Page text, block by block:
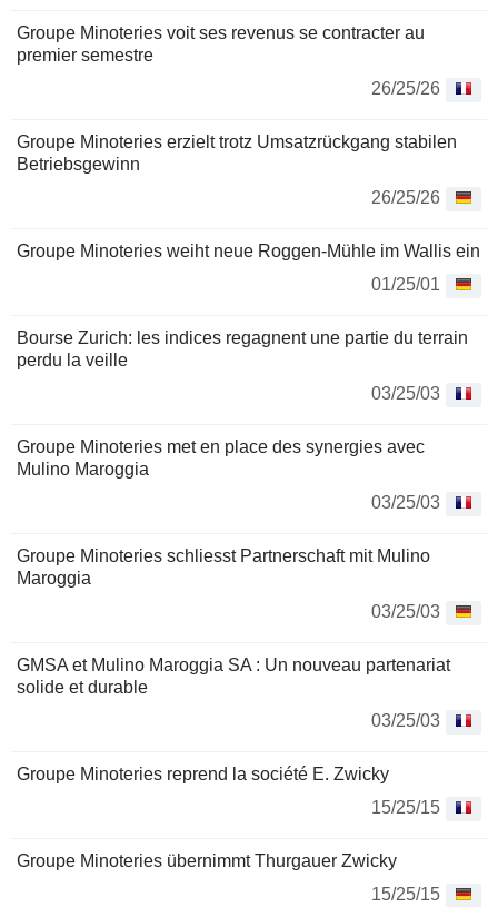
Groupe Minoteries voit ses revenus se contracter au
premier semestre
26/25/26
Groupe Minoteries erzielt trotz Umsatzrückgang stabilen
Betriebsgewinn
26/25/26
Groupe Minoteries weiht neue Roggen-Mühle im Wallis ein
01/25/01
Bourse Zurich: les indices regagnent une partie du terrain
perdu la veille
03/25/03
Groupe Minoteries met en place des synergies avec
Mulino Maroggia
03/25/03
Groupe Minoteries schliesst Partnerschaft mit Mulino
Maroggia
03/25/03
GMSA et Mulino Maroggia SA : Un nouveau partenariat
solide et durable
03/25/03
Groupe Minoteries reprend la société E. Zwicky
15/25/15
Groupe Minoteries übernimmt Thurgauer Zwicky
15/25/15